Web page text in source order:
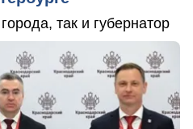
так и губернатор